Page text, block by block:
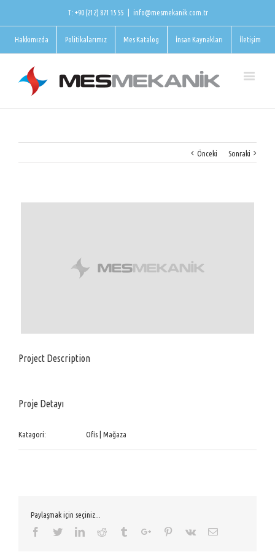
T: +90 (212) 871 15 55 info@mesmekanik.com.tr
Hakkımızda Politikalarımız Mes Katalog İnsan Kaynakları İletişim
Önceki Sonraki
Project Description
Proje Detayı
Katagori: Ofis | Mağaza
Paylaşmak için seçiniz...
Facebook
TwitterLinkedinReddit TumblrGoogle+Pinterest
Vk Email